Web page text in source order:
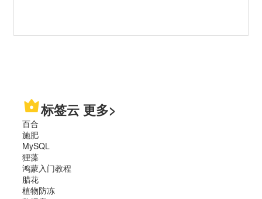
标签云 更多>
百合
施肥
MySQL
狸藻
鸿蒙入门教程
腊花
植物防冻